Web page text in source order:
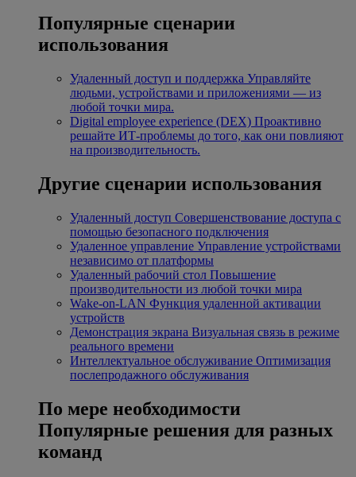
Популярные сценарии
использования
Удаленный доступ и поддержка Управляйте
людьми, устройствами и приложениями — из
любой точки мира.
Digital employee experience (DEX) Проактивно
решайте ИТ-проблемы до того, как они повлияют
на производительность.
Другие сценарии использования
Удаленный доступ Совершенствование доступа с
помощью безопасного подключения
Удаленное управление Управление устройствами
независимо от платформы
Удаленный рабочий стол Повышение
производительности из любой точки мира
Wake-on-LAN Функция удаленной активации
устройств
Демонстрация экрана Визуальная связь в режиме
реального времени
Интеллектуальное обслуживание Оптимизация
послепродажного обслуживания
По мере необходимости
Популярные решения для разных
команд